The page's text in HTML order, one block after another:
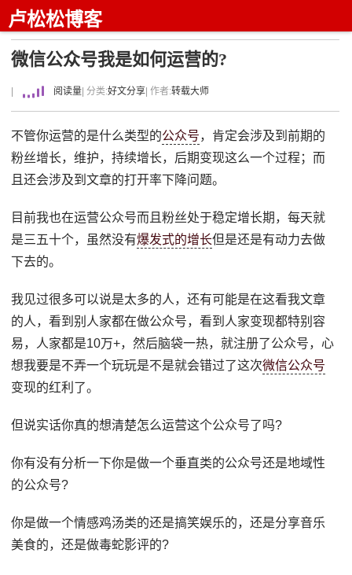
卢松松博客
微信公众号我是如何运营的?
阅读量 | 分类:好文分享 | 作者:转载大师
不管你运营的是什么类型的公众号，肯定会涉及到前期的
粉丝增长，维护，持续增长，后期变现这么一个过程；而
且还会涉及到文章的打开率下降问题。
目前我也在运营公众号而且粉丝处于稳定增长期，每天就
是三五十个，虽然没有爆发式的增长但是还是有动力去做
下去的。
我见过很多可以说是太多的人，还有可能是在这看我文章
的人，看到别人家都在做公众号，看到人家变现都特别容
易，人家都是10万+，然后脑袋一热，就注册了公众号，心
想我要是不弄一个玩玩是不是就会错过了这次微信公众号
变现的红利了。
但说实话你真的想清楚怎么运营这个公众号了吗?
你有没有分析一下你是做一个垂直类的公众号还是地域性
的公众号?
你是做一个情感鸡汤类的还是搞笑娱乐的，还是分享音乐
美食的，还是做毒蛇影评的?